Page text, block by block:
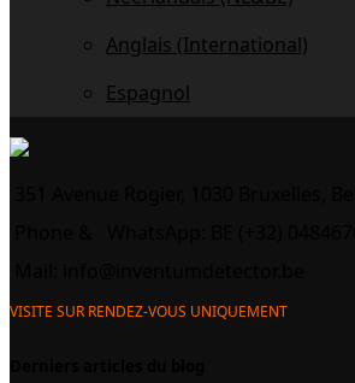
Anglais (International)
Espagnol
VISITE SUR RENDEZ-VOUS UNIQUEMENT